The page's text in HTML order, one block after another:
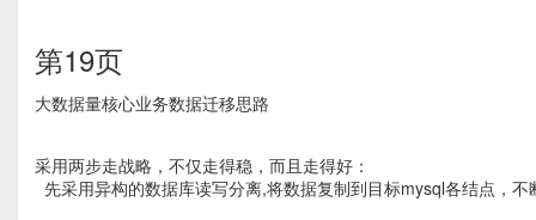
第19页
大数据量核心业务数据迁移思路
采用两步走战略，不仅走得稳，而且走得好：
先采用异构的数据库读写分离,将数据复制到目标mysql各结点，